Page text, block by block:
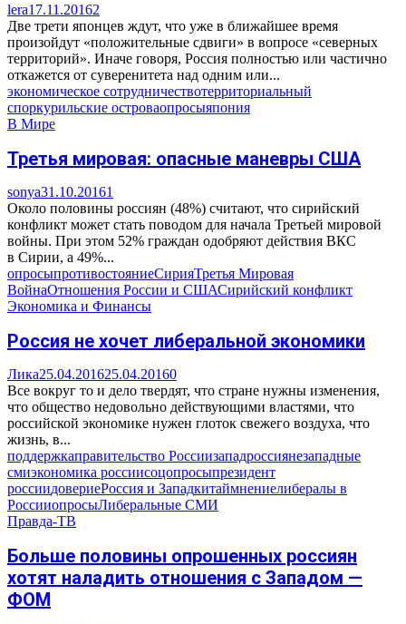
lera17.11.20162
Две трети японцев ждут, что уже в ближайшее время
произойдут «положительные сдвиги» в вопросе «северных
территорий». Иначе говоря, Россия полностью или частично
откажется от суверенитета над одним или...
экономическое сотрудничествотерриториальный
споркурильские островаопросыяпония
В Мире
Третья мировая: опасные маневры США
sonya31.10.20161
Около половины россиян (48%) считают, что сирийский
конфликт может стать поводом для начала Третьей мировой
войны. При этом 52% граждан одобряют действия ВКС
в Сирии, а 49%...
опросыпротивостояниеСирияТретья Мировая
ВойнаОтношения России и СШАСирийский конфликт
Экономика и Финансы
Россия не хочет либеральной экономики
Лика25.04.201625.04.20160
Все вокруг то и дело твердят, что стране нужны изменения,
что общество недовольно действующими властями, что
российской экономике нужен глоток свежего воздуха, что
жизнь, в...
поддержкаправительство Россиизападроссиянезападные
смиэкономика россиисоцопросыпрезидент
россиидовериеРоссия и Западкитаймнениелибералы в
РоссииопросыЛиберальные СМИ
Правда-ТВ
Больше половины опрошенных россиян
хотят наладить отношения с Западом —
ФОМ